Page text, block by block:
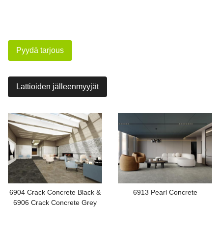
Pyydä tarjous
Lattioiden jälleenmyyjät
6904 Crack Concrete Black &
6906 Crack Concrete Grey
6913 Pearl Concrete